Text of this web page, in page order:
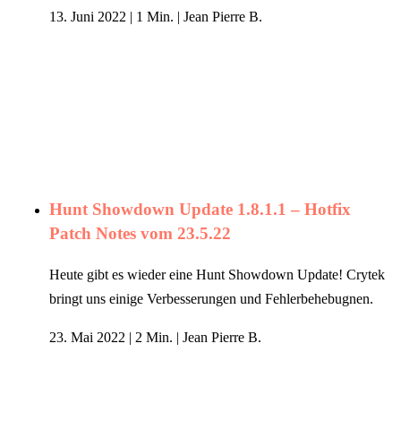
13. Juni 2022 | 1 Min. | Jean Pierre B.
Hunt Showdown Update 1.8.1.1 – Hotfix
Patch Notes vom 23.5.22
Heute gibt es wieder eine Hunt Showdown Update! Crytek
bringt uns einige Verbesserungen und Fehlerbehebugnen.
23. Mai 2022 | 2 Min. | Jean Pierre B.